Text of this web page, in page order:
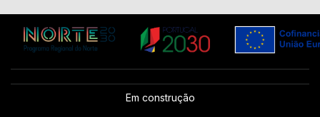
Em construção